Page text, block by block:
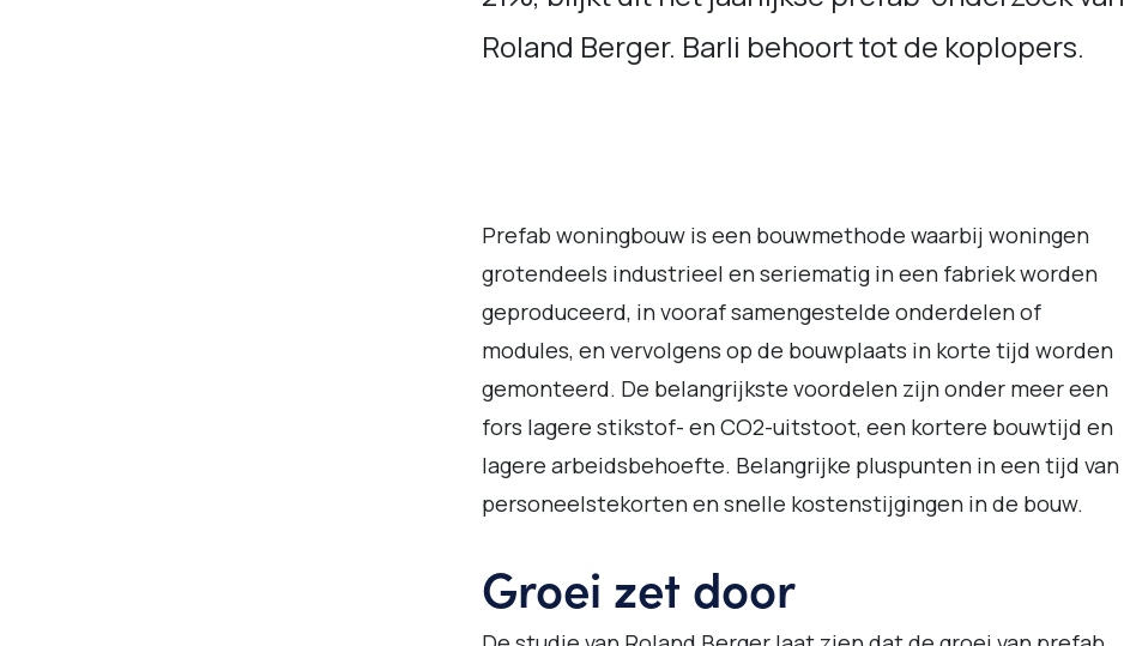
Roland Berger. Barli behoort tot de koplopers.
Prefab woningbouw is een bouwmethode waarbij woningen
grotendeels industrieel en seriematig in een fabriek worden
geproduceerd, in vooraf samengestelde onderdelen of
modules, en vervolgens op de bouwplaats in korte tijd worden
gemonteerd. De belangrijkste voordelen zijn onder meer een
fors lagere stikstof- en CO2-uitstoot, een kortere bouwtijd en
lagere arbeidsbehoefte. Belangrijke pluspunten in een tijd van
personeelstekorten en snelle kostenstijgingen in de bouw.
Groei zet door